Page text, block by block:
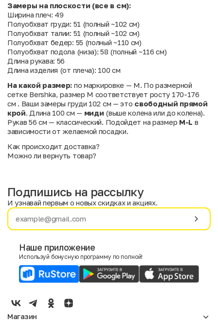
Замеры на плоскости (все в см):
Ширина плеч: 49
Полуобхват груди: 51 (полный ~102 см)
Полуобхват талии: 51 (полный ~102 см)
Полуобхват бедер: 55 (полный ~110 см)
Полуобхват подола (низа): 58 (полный ~116 см)
Длина рукава: 56
Длина изделия (от плеча): 100 см
На какой размер: по маркировке — M. По размерной
сетке Bershka, размер M соответствует росту 170-176
см . Ваши замеры груди 102 см — это свободный прямой
крой. Длина 100 см — миди (выше колена или до колена).
Рукав 56 см — классический. Подойдет на размер M-L в
зависимости от желаемой посадки.
Как происходит доставка?
Можно ли вернуть товар?
Имя
E-mail
Мужской
Женский
Подпишись на рассылку
И узнавай первым о новых скидках и акциях.
Наше приложение
Используй бонусную программу по полной!
Магазин